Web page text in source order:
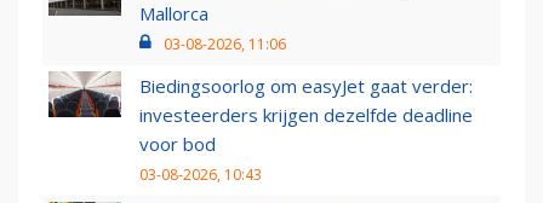
Mallorca
03-08-2026, 11:06
Biedingsoorlog om easyJet gaat verder:
investeerders krijgen dezelfde deadline
voor bod
03-08-2026, 10:43